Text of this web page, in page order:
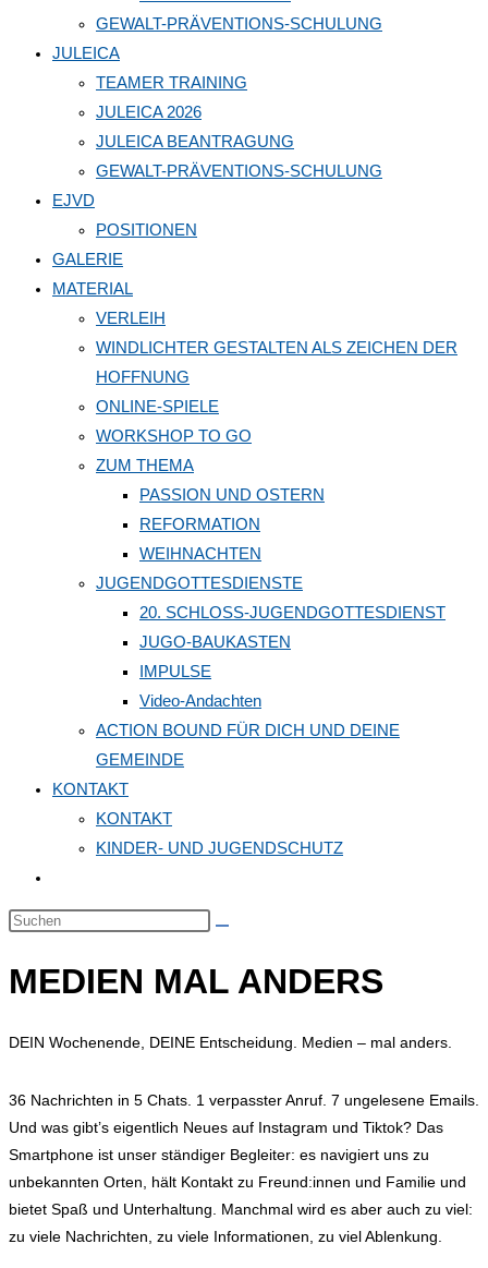
GEWALT-PRÄVENTIONS-SCHULUNG
JULEICA
TEAMER TRAINING
JULEICA 2026
JULEICA BEANTRAGUNG
GEWALT-PRÄVENTIONS-SCHULUNG
EJVD
POSITIONEN
GALERIE
MATERIAL
VERLEIH
WINDLICHTER GESTALTEN ALS ZEICHEN DER
HOFFNUNG
ONLINE-SPIELE
WORKSHOP TO GO
ZUM THEMA
PASSION UND OSTERN
REFORMATION
WEIHNACHTEN
JUGENDGOTTESDIENSTE
20. SCHLOSS-JUGENDGOTTESDIENST
JUGO-BAUKASTEN
IMPULSE
Video-Andachten
ACTION BOUND FÜR DICH UND DEINE
GEMEINDE
KONTAKT
KONTAKT
KINDER- UND JUGENDSCHUTZ
Suche
umschalten
Diese
durchsuchen
MEDIEN MAL ANDERS
DEIN Wochenende, DEINE Entscheidung. Medien – mal anders.
36 Nachrichten in 5 Chats. 1 verpasster Anruf. 7 ungelesene Emails.
Und was gibt’s eigentlich Neues auf Instagram und Tiktok? Das
Smartphone ist unser ständiger Begleiter: es navigiert uns zu
unbekannten Orten, hält Kontakt zu Freund:innen und Familie und
bietet Spaß und Unterhaltung. Manchmal wird es aber auch zu viel:
zu viele Nachrichten, zu viele Informationen, zu viel Ablenkung.